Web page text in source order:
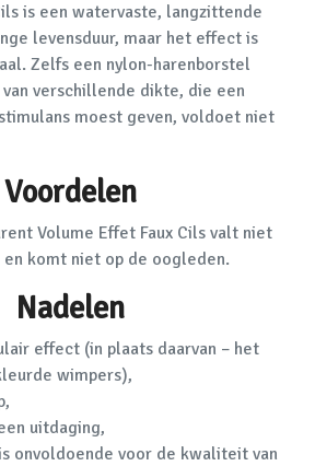
is een watervaste, langzittende
levensduur, maar het effect is
Zelfs een nylon-harenborstel
verschillende dikte, die een
moest geven, voldoet niet
Voordelen
Volume Effet Faux Cils valt niet
en komt niet op de oogleden.
Nadelen
effect (in plaats daarvan – het
wimpers),
uitdaging,
onvoldoende voor de kwaliteit van